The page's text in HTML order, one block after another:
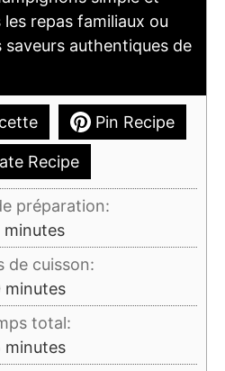
repas familiaux ou
saveurs authentiques de
Pin Recipe
Recipe
préparation:
minutes
de cuisson:
minutes
minutes
total:
minutes
minutes